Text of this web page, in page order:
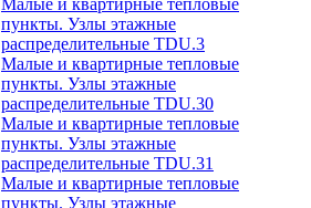
Малые и квартирные тепловые
пункты. Узлы этажные
распределительные TDU.3
Малые и квартирные тепловые
пункты. Узлы этажные
распределительные TDU.30
Малые и квартирные тепловые
пункты. Узлы этажные
распределительные TDU.31
Малые и квартирные тепловые
пункты. Узлы этажные